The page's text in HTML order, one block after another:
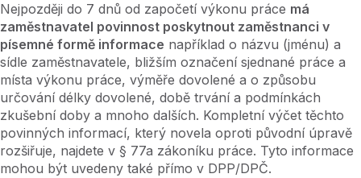
Nejpozději do 7 dnů od započetí výkonu práce má
zaměstnavatel povinnost poskytnout zaměstnanci v
písemné formě informace například o názvu (jménu) a
sídle zaměstnavatele, bližším označení sjednané práce a
místa výkonu práce, výměře dovolené a o způsobu
určování délky dovolené, době trvání a podmínkách
zkušební doby a mnoho dalších. Kompletní výčet těchto
povinných informací, který novela oproti původní úpravě
rozšiřuje, najdete v § 77a zákoníku práce. Tyto informace
mohou být uvedeny také přímo v DPP/DPČ.